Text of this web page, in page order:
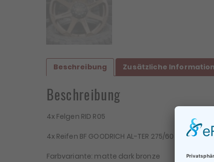
Beschreibung Zusätzliche
Beschreibung
4x Felgen RID R05
4x Reifen BF GOODRICH AL-TER 275/60 R20 119/
Farbvariante: matte dark bronze